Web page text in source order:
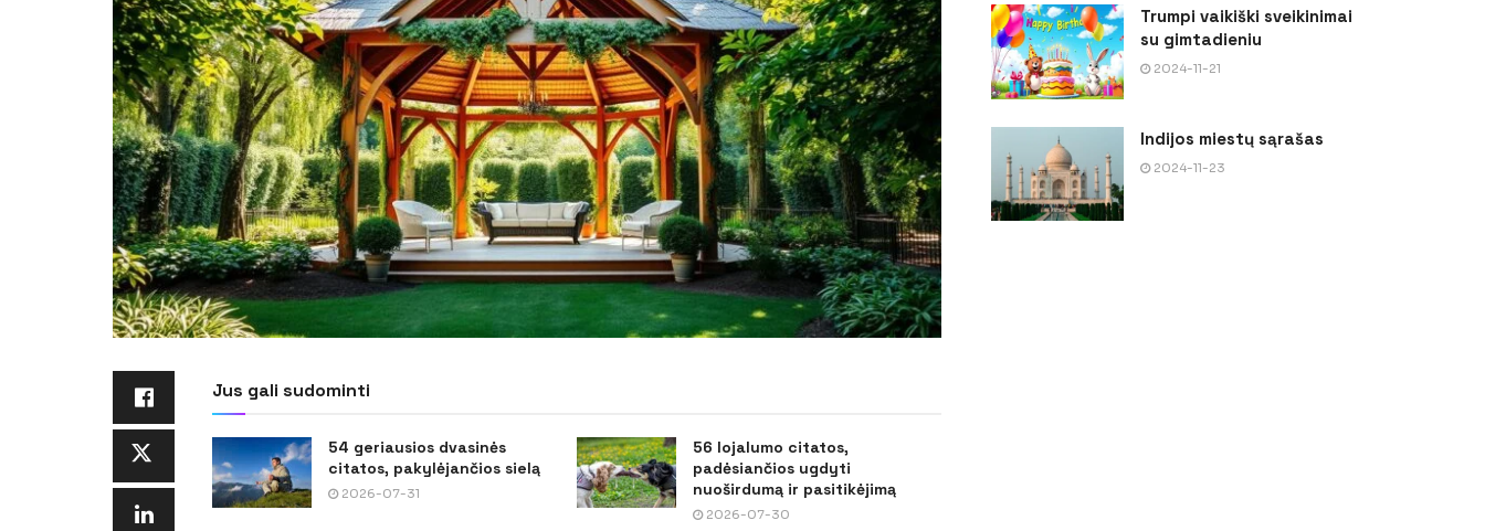
Jus gali sudominti
54 geriausios dvasinės
citatos, pakylėjančios sielą
2026-07-31
56 lojalumo citatos,
padėsiančios ugdyti
nuoširdumą ir pasitikėjimą
2026-07-30
Trumpi vaikiški sveikinimai
su gimtadieniu
2024-11-21
Indijos miestų sąrašas
2024-11-23